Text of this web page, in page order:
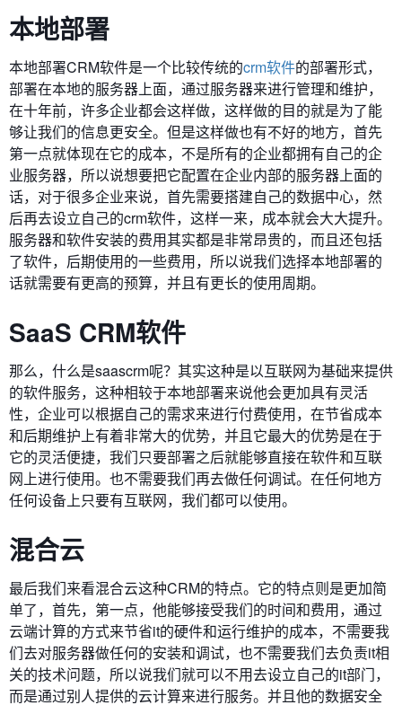
本地部署
本地部署CRM软件是一个比较传统的crm软件的部署形式，
部署在本地的服务器上面，通过服务器来进行管理和维护，
在十年前，许多企业都会这样做，这样做的目的就是为了能
够让我们的信息更安全。但是这样做也有不好的地方，首先
第一点就体现在它的成本，不是所有的企业都拥有自己的企
业服务器，所以说想要把它配置在企业内部的服务器上面的
话，对于很多企业来说，首先需要搭建自己的数据中心，然
后再去设立自己的crm软件，这样一来，成本就会大大提升。
服务器和软件安装的费用其实都是非常昂贵的，而且还包括
了软件，后期使用的一些费用，所以说我们选择本地部署的
话就需要有更高的预算，并且有更长的使用周期。
SaaS CRM软件
那么，什么是saascrm呢？其实这种是以互联网为基础来提供
的软件服务，这种相较于本地部署来说他会更加具有灵活
性，企业可以根据自己的需求来进行付费使用，在节省成本
和后期维护上有着非常大的优势，并且它最大的优势是在于
它的灵活便捷，我们只要部署之后就能够直接在软件和互联
网上进行使用。也不需要我们再去做任何调试。在任何地方
任何设备上只要有互联网，我们都可以使用。
混合云
最后我们来看混合云这种CRM的特点。它的特点则是更加简
单了，首先，第一点，他能够接受我们的时间和费用，通过
云端计算的方式来节省it的硬件和运行维护的成本，不需要我
们去对服务器做任何的安装和调试，也不需要我们去负责it相
关的技术问题，所以说我们就可以不用去设立自己的it部门，
而是通过别人提供的云计算来进行服务。并且他的数据安全